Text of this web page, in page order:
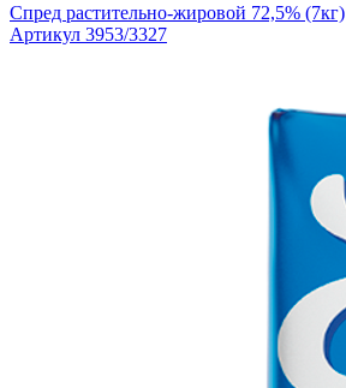
Спред растительно-жировой 72,5% (7кг)
Артикул 3953/3327